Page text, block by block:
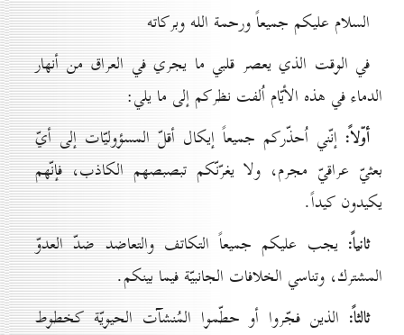
السلام عليكم جميعاً ورحمة الله وبركاته
في الوقت الذي يعصر قلبي ما يجري في العراق من أنهار
الدماء في هذه الأيّام اُلفت نظركم إلى ما يلي:
أوّلاً: إنّني اُحذّركم جميعاً إيكال أقلّ المسؤوليّات إلى أيّ
بعثيّ عراقيّ مجرم، ولا يغرّنّكم تبصبصهم الكاذب، فإنّهم
يكيدون كيداً.
ثانياً: يجب عليكم جميعاً التكاتف والتعاضد ضدّ العدوّ
المشترك، وتناسي الخلافات الجانبيّة فيما بينكم.
ثالثاً: الذين فجّروا أو حطّموا المُنشآت الحيويّة كخطوط